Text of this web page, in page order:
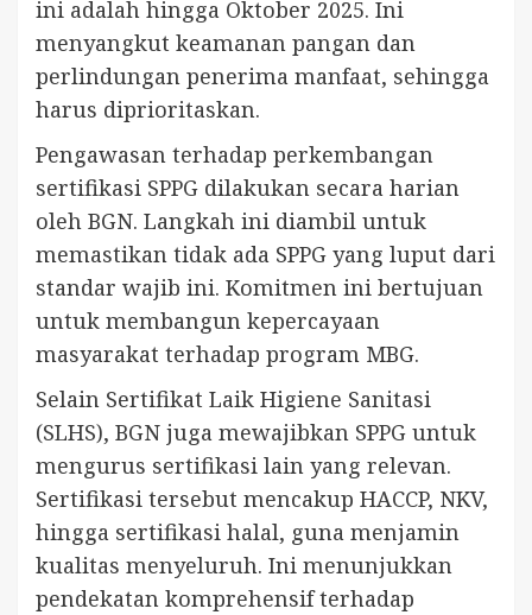
ini adalah hingga Oktober 2025. Ini
menyangkut keamanan pangan dan
perlindungan penerima manfaat, sehingga
harus diprioritaskan.
Pengawasan terhadap perkembangan
sertifikasi SPPG dilakukan secara harian
oleh BGN. Langkah ini diambil untuk
memastikan tidak ada SPPG yang luput dari
standar wajib ini. Komitmen ini bertujuan
untuk membangun kepercayaan
masyarakat terhadap program MBG.
Selain Sertifikat Laik Higiene Sanitasi
(SLHS), BGN juga mewajibkan SPPG untuk
mengurus sertifikasi lain yang relevan.
Sertifikasi tersebut mencakup HACCP, NKV,
hingga sertifikasi halal, guna menjamin
kualitas menyeluruh. Ini menunjukkan
pendekatan komprehensif terhadap